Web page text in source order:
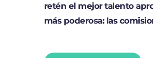
retén el mejor talento
más poderosa: las